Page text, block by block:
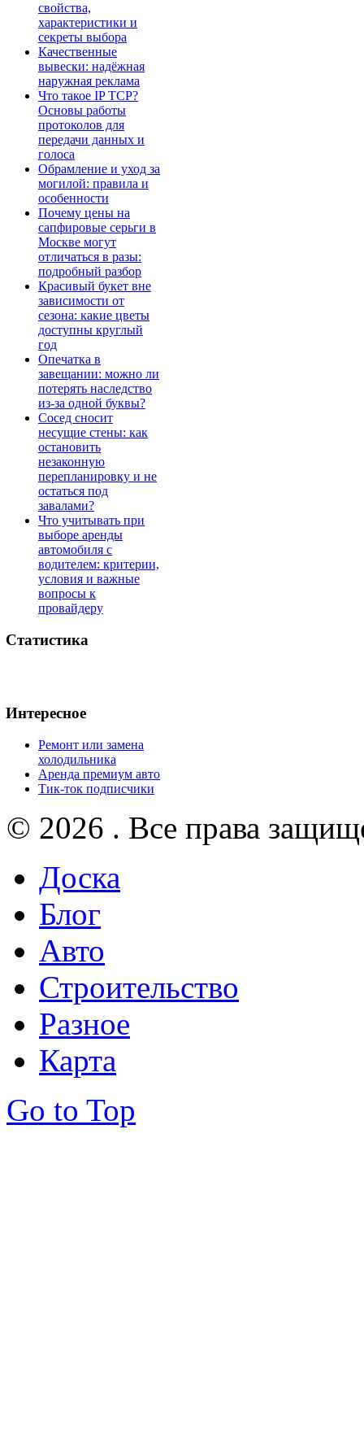
свойства,
характеристики и
секреты выбора
Качественные
вывески: надёжная
наружная реклама
Что такое IP TCP?
Основы работы
протоколов для
передачи данных и
голоса
Обрамление и уход за
могилой: правила и
особенности
Почему цены на
сапфировые серьги в
Москве могут
отличаться в разы:
подробный разбор
Красивый букет вне
зависимости от
сезона: какие цветы
доступны круглый
год
Опечатка в
завещании: можно ли
потерять наследство
из-за одной буквы?
Сосед сносит
несущие стены: как
остановить
незаконную
перепланировку и не
остаться под
завалами?
Что учитывать при
выборе аренды
автомобиля с
водителем: критерии,
условия и важные
вопросы к
провайдеру
Статистика
Интересное
Ремонт или замена
холодильника
Аренда премиум авто
Тик-ток подписчики
© 2026 . Все права
Доска
Блог
Авто
Строительство
Разное
Карта
Go to Top